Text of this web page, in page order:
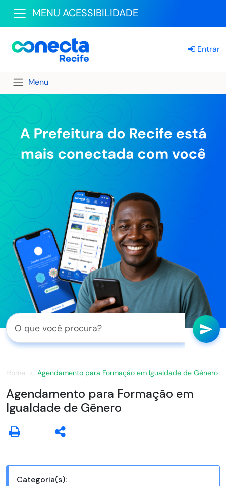
MENU ACESSIBILIDADE
Entrar
Menu
Home Agendamento para Formação em Igualdade de Gênero
Agendamento para Formação em
Igualdade de Gênero
Categoria(s):